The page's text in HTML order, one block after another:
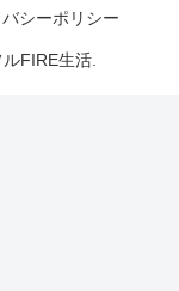
シーポリシー
FIRE生活.